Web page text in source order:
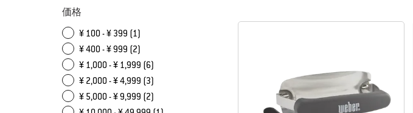
価格
¥ 100 - ¥ 399 (1)
¥ 400 - ¥ 999 (2)
¥ 1,000 - ¥ 1,999 (6)
¥ 2,000 - ¥ 4,999 (3)
¥ 5,000 - ¥ 9,999 (2)